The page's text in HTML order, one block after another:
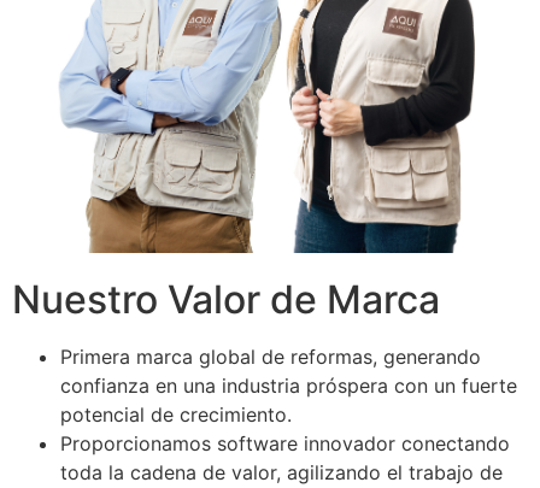
Nuestro Valor de Marca
Primera marca global de reformas, generando
confianza en una industria próspera con un fuerte
potencial de crecimiento.
Proporcionamos software innovador conectando
toda la cadena de valor, agilizando el trabajo de